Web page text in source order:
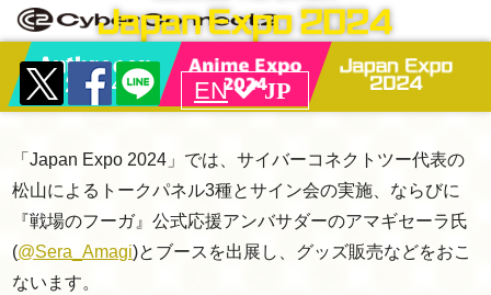
EN JP
「Japan Expo 2024」では、サイバーコネクトツー代表の
松山によるトークパネル3種とサイン会の実施、ならびに
『戦場のフーガ』公式応援アンバサダーのアマギセーラ氏
(@Sera_Amagi)とブースを出展し、グッズ販売などをおこ
ないます。